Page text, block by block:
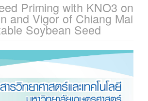
Priming with KNO3 on
and Vigor of Chiang Mai
Soybean Seed